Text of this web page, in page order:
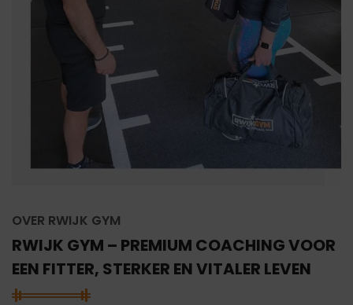
OVER RWIJK GYM
RWIJK GYM – PREMIUM COACHING VOOR
EEN FITTER, STERKER EN VITALER LEVEN